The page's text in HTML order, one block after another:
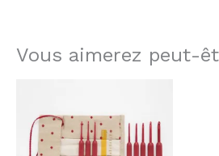
Vous aimerez peut-